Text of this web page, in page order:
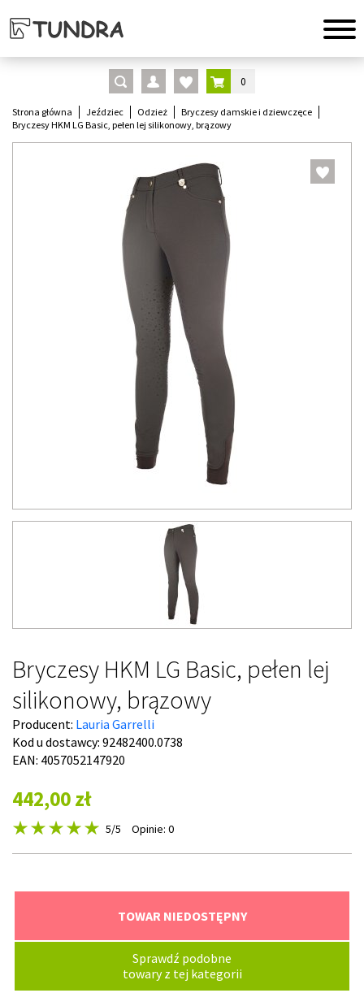
0
Strona główna Jeździec Odzież
Bryczesy damskie i dziewczęce
Bryczesy HKM LG Basic, pełen lej silikonowy, brązowy
Bryczesy HKM LG Basic, pełen lej
silikonowy, brązowy
Producent: Lauria Garrelli
Kod u dostawcy: 92482400.0738
EAN: 4057052147920
442,00 zł
5/5 Opinie: 0
TOWAR NIEDOSTĘPNY
Sprawdź podobne
towary z tej kategorii